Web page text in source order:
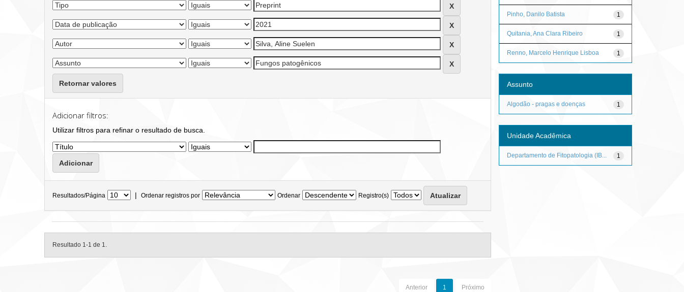
Retornar valores
Adicionar filtros:
Utilizar filtros para refinar o resultado de busca.
Resultados/Página | Ordenar registros por Ordenar Registro(s)
Resultado 1-1 de 1.
Anterior 1 Próximo
1
Pinho, Danilo Batista
1
Quitania, Ana Clara Ribeiro
1
Renno, Marcelo Henrique Lisboa
Assunto
1
Algodão - pragas e doenças
Unidade Acadêmica
1
Departamento de Fitopatologia (IB...